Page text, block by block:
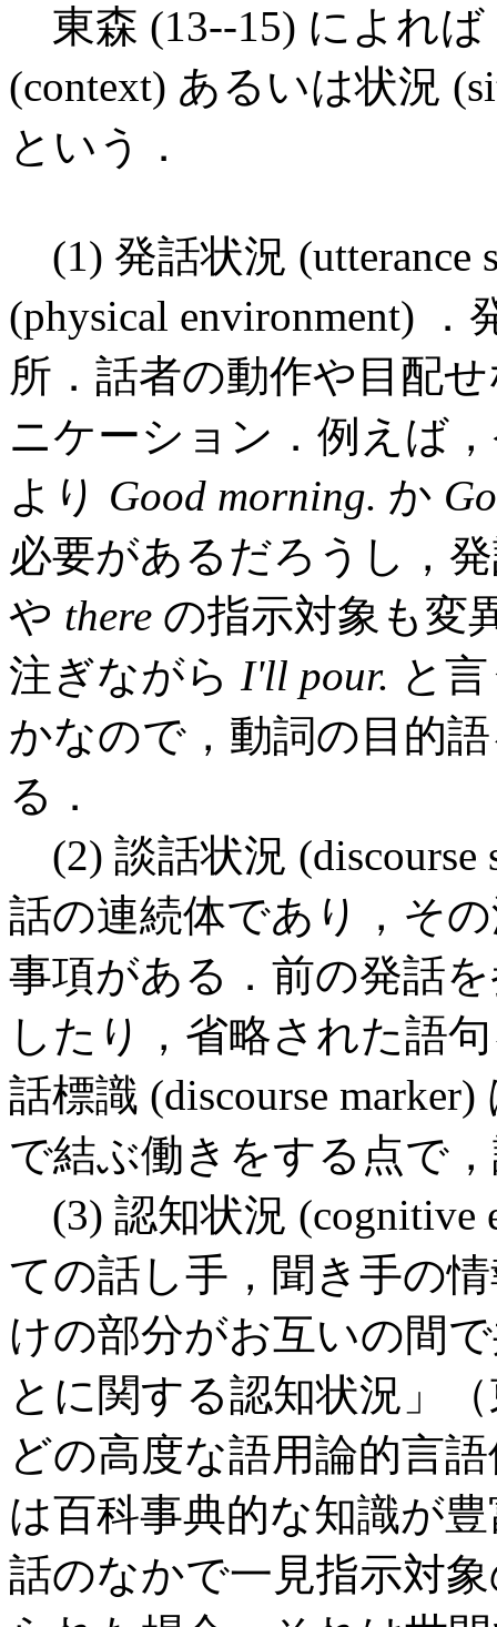
東森 (13--15) によれ
(context) あるいは状況
という．
(1) 発話状況 (utterance
(physical environment)
所．話者の動作や目配
ニケーション．例えば
より Good morning. か
必要があるだろうし，
や there の指示対象も変
注ぎながら I'll pour. と
かなので，動詞の目的
る．
(2) 談話状況 (discourse
話の連続体であり，そ
事項がある．前の発話
したり，省略された語
話標識 (discourse
で結ぶ働きをする点で
(3) 認知状況 (cognitive
ての話し手，聞き手の
けの部分がお互いの間
とに関する認知状況」
どの高度な語用論的言
は百科事典的な知識が
話のなかで一見指示対